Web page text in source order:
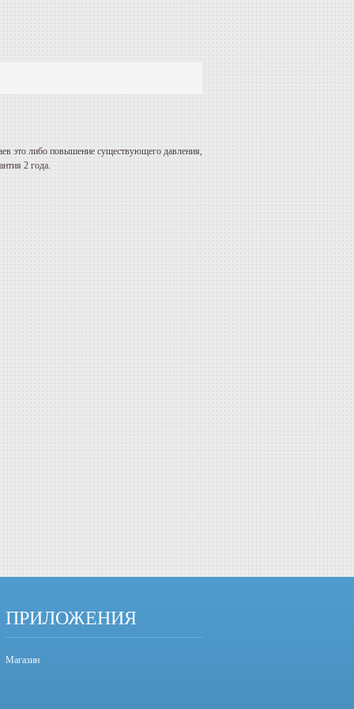
это либо повышение существующего давления,
2 года.
ПРИЛОЖЕНИЯ
Магазин